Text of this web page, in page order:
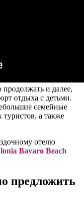
и далее,
отдыха с детьми.
семейные
а также
отелю
Bavaro Beach
предложить